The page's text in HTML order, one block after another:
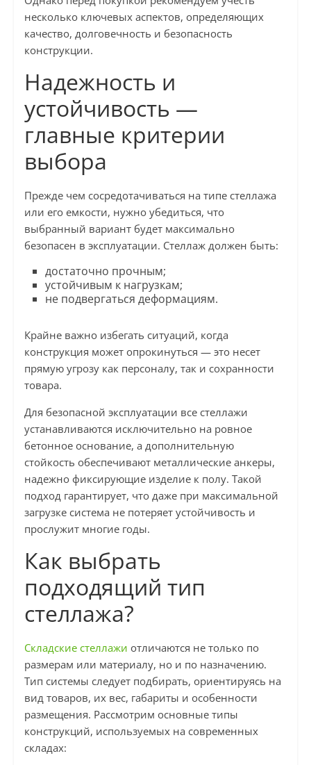
несколько ключевых аспектов, определяющих
качество, долговечность и безопасность
конструкции.
Надежность и
устойчивость —
главные критерии
выбора
Прежде чем сосредотачиваться на типе стеллажа
или его емкости, нужно убедиться, что
выбранный вариант будет максимально
безопасен в эксплуатации. Стеллаж должен быть:
достаточно прочным;
устойчивым к нагрузкам;
не подвергаться деформациям.
Крайне важно избегать ситуаций, когда
конструкция может опрокинуться — это несет
прямую угрозу как персоналу, так и сохранности
товара.
Для безопасной эксплуатации все стеллажи
устанавливаются исключительно на ровное
бетонное основание, а дополнительную
стойкость обеспечивают металлические анкеры,
надежно фиксирующие изделие к полу. Такой
подход гарантирует, что даже при максимальной
загрузке система не потеряет устойчивость и
прослужит многие годы.
Как выбрать
подходящий тип
стеллажа?
Складские стеллажи отличаются не только по
размерам или материалу, но и по назначению.
Тип системы следует подбирать, ориентируясь на
вид товаров, их вес, габариты и особенности
размещения. Рассмотрим основные типы
конструкций, используемых на современных
складах: